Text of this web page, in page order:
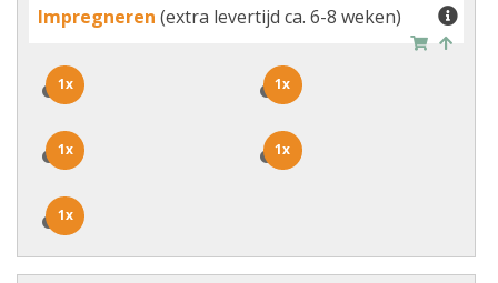
Impregneren (extra levertijd ca. 6-8 weken)
1x
1x 1x
1x
1x
1x 1x
1x
1x
1x